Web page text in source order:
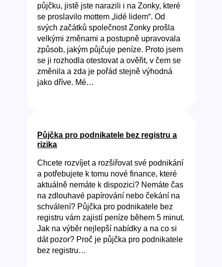
půjčku, jistě jste narazili i na Zonky, které
se proslavilo mottem „lidé lidem“. Od
svých začátků společnost Zonky prošla
velkými změnami a postupně upravovala
způsob, jakým půjčuje peníze. Proto jsem
se ji rozhodla otestovat a ověřit, v čem se
změnila a zda je pořád stejně výhodná
jako dříve. Mé…
Půjčka pro podnikatele bez registru a
rizika
Chcete rozvíjet a rozšiřovat své podnikání
a potřebujete k tomu nové finance, které
aktuálně nemáte k dispozici? Nemáte čas
na zdlouhavé papírování nebo čekání na
schválení? Půjčka pro podnikatele bez
registru vám zajistí peníze během 5 minut.
Jak na výběr nejlepší nabídky a na co si
dát pozor? Proč je půjčka pro podnikatele
bez registru…